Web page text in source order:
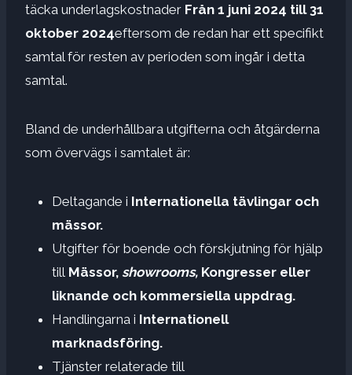
täcka underlagskostnader Från 1 juni 2024 till 31
oktober 2024eftersom de redan har ett specifikt
samtal för resten av perioden som ingår i detta
samtal.
Bland de underhållbara utgifterna och åtgärderna
som övervägs i samtalet är:
Deltagande i Internationella tävlingar och
mässor.
Utgifter för boende och förskjutning för hjälp
till Mässor, showrooms, Kongresser eller
liknande och kommersiella uppdrag.
Handlingarna i Internationell
marknadsföring.
Tjänster relaterade till